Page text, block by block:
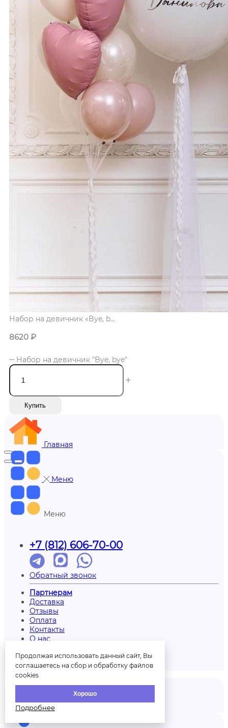
Набор на девичник «Bye, b...
8620 ₽
Набор на девичник "Bye, bye"
Купить
Главная
Меню
Меню
+7 (812) 606-70-00
Обратный звонок
Партнерам
Доставка
Отзывы
Оплата
Контакты
О нас
Печать на шарах
Палитра шаров
Отзывы
Продолжая использовать данный сайт, Вы
соглашаетесь на сбор и обработку файлов
cookies
Хорошо
Подробнее